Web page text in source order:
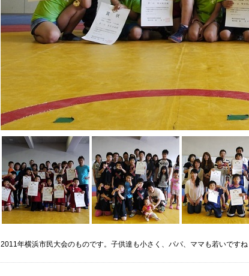
2011年横浜市民大会のものです。子供達も小さく、パパ、ママも若いですね